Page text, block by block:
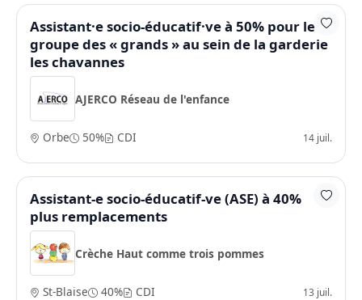
Assistant·e socio-éducatif·ve à 50% pour le
groupe des « grands » au sein de la garderie
les chavannes
AJERCO Réseau de l'enfance
Orbe 50% CDI 14 juil.
Assistant-e socio-éducatif-ve (ASE) à 40%
plus remplacements
Crèche Haut comme trois pommes
St-Blaise 40% CDI 13 juil.